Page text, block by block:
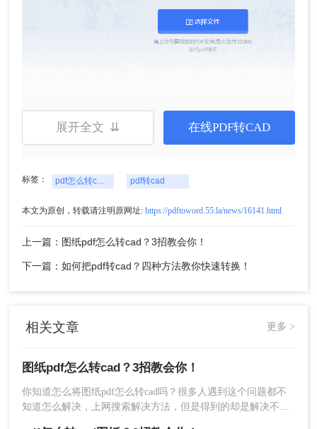
3、文件上传之后点击“开始转换”然后等待即可。
4、如果需要设置一些转换条件，比如说输出的格
式、对页码有要求、生成方式以及CAD版本，那么
展开全文 ⇊ 在线PDF转CAD
标签： pdf怎么转cad图纸 pdf转cad
本文为原创，转载请注明原网址: https://pdftoword.55.la/news/16141.html
上一篇：图纸pdf怎么转cad？3招教会你！
下一篇：如何把pdf转cad？四种方法教你快速转换！
相关文章 更多 >
图纸pdf怎么转cad？3招教会你！
你知道怎么将图纸pdf怎么转cad吗？很多人遇到这个问题都不
知道怎么解决，上网搜索解决方法，但是得到的却是解决不了